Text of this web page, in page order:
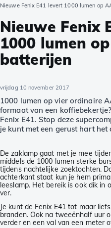
Nieuwe Fenix E41 levert 1000 lumen op
Nieuwe Fenix
1000 lumen
batterijen
vrijdag 10 november 2017
1000 lumen op vier ordinaire
formaat van een
Fenix E41. Stop deze
je kunt met een gerust hart het
De zaklamp gaat met je mee
middels de 1000 lumen sterke
tijdens nachtelijke zoektochten.
achterkant staat kun je hem
leeslamp. Het bereik is ook dik in
ver.
Je kunt de Fenix E41 tot maar
branden. Ook na tweeënhalf uur
verder en een val van een meter